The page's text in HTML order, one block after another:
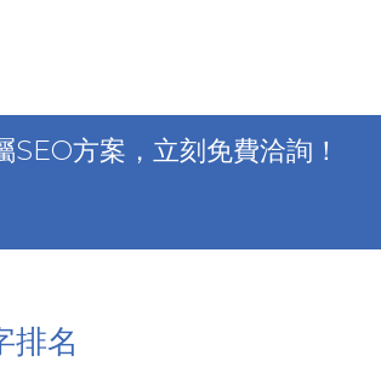
SEO方案，立刻免費洽詢！
排名